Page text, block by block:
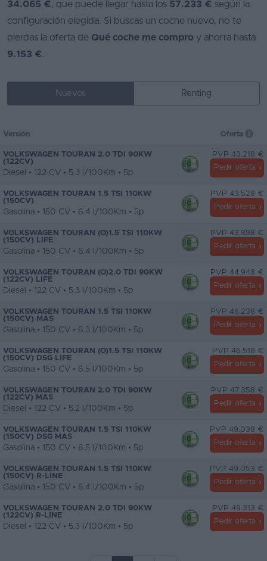
34.065 €, que puede llegar hasta los 57.233 € según la
configuración elegida. Si buscas un coche nuevo, no te
pierdas la oferta de Qué coche me compro y ahorra hasta
9.153 €.
Nuevos Renting
Versión Oferta
VOLKSWAGEN TOURAN 2.0 TDI 90KW
(122CV)
Diesel • 122 CV • 5.3 l/100Km • 5p
PVP 43.218 €
Pedir oferta
VOLKSWAGEN TOURAN 1.5 TSI 110KW
(150CV)
Gasolina • 150 CV • 6.4 l/100Km • 5p
PVP 43.528 €
Pedir oferta
VOLKSWAGEN TOURAN (O)1.5 TSI 110KW
(150CV) LIFE
Gasolina • 150 CV • 6.4 l/100Km • 5p
PVP 43.898 €
Pedir oferta
VOLKSWAGEN TOURAN (O)2.0 TDI 90KW
(122CV) LIFE
Diesel • 122 CV • 5.3 l/100Km • 5p
PVP 44.948 €
Pedir oferta
VOLKSWAGEN TOURAN 1.5 TSI 110KW
(150CV) MAS
Gasolina • 150 CV • 6.3 l/100Km • 5p
PVP 46.238 €
Pedir oferta
VOLKSWAGEN TOURAN (O)1.5 TSI 110KW
(150CV) DSG LIFE
Gasolina • 150 CV • 6.5 l/100Km • 5p
PVP 46.518 €
Pedir oferta
VOLKSWAGEN TOURAN 2.0 TDI 90KW
(122CV) MAS
Diesel • 122 CV • 5.2 l/100Km • 5p
PVP 47.358 €
Pedir oferta
VOLKSWAGEN TOURAN 1.5 TSI 110KW
(150CV) DSG MAS
Gasolina • 150 CV • 6.5 l/100Km • 5p
PVP 49.038 €
Pedir oferta
VOLKSWAGEN TOURAN 1.5 TSI 110KW
(150CV) R-LINE
Gasolina • 150 CV • 6.4 l/100Km • 5p
PVP 49.053 €
Pedir oferta
VOLKSWAGEN TOURAN 2.0 TDI 90KW
(122CV) R-LINE
Diesel • 122 CV • 5.3 l/100Km • 5p
PVP 49.313 €
Pedir oferta